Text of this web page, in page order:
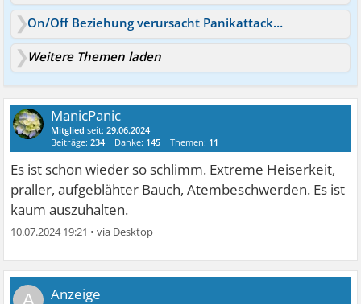
On/Off Beziehung verursacht Panikattacke - wer hat Tipps?
Weitere Themen laden
ManicPanic
Mitglied seit:29.06.2024
Beiträge:234 Danke: 145 Themen: 11
Es ist schon wieder so schlimm. Extreme Heiserkeit,
praller, aufgeblähter Bauch, Atembeschwerden. Es ist
kaum auszuhalten.
10.07.2024 19:21 •
A